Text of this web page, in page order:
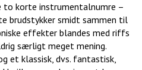
to korte instrumentalnumre –
brudstykker smidt sammen til
effekter blandes med riffs
særligt meget mening.
et klassisk, dvs. fantastisk,